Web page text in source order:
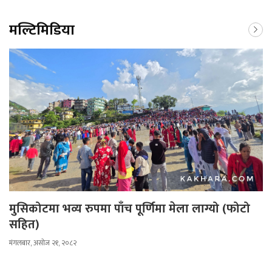
मल्टिमिडिया
मुसिकोटमा भव्य रुपमा पाँच पूर्णिमा मेला लाग्यो (फोटो
सहित)
मंगलबार, असोज २१, २०८२